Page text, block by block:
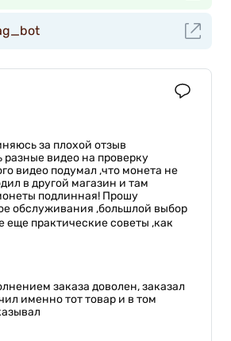
за плохой отзыв
видео на проверку
видео подумал ,что монета не
в другой магазин и там
подлинная! Прошу
обслуживания ,большлой выбор
еще практические советы ,как
заказа доволен, заказал
именно тот товар и в том